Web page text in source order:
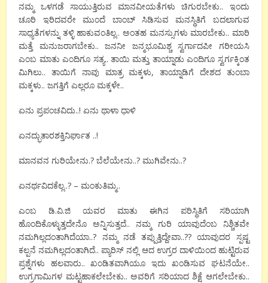
ನಮ್ಮ ಒಳಗಡೆ ಸಾಯುತ್ತಿರುವ ಮಾನವೀಯತೆಗಳು ಚಿಗುರಬೇಕು.. ಇಂದು
ಚೂರಿ ಇರಿದವರೇ ಮುಂದೆ ಬಾಂಬ್ ಸಿಡಿಸುವ ಮನಸ್ಥಿತಿಗೆ ಬದಲಾಗುವ
ಸಾಧ್ಯತೆಗಳನ್ನು ತಳ್ಳಿ ಹಾಕುವಂತಿಲ್ಲ.. ಅಂತಹ ಮನಸ್ಸುಗಳು ಮಾರಬೇಕು.. ಮಾರಿ
ಮತ್ತೆ ಮನುಜರಾಗಬೇಕು.. ಜನನೀ ಜನ್ಮಭೂಮಿಶ್ಚ ಸ್ವರ್ಗಾದಪೀ ಗರೀಯಸಿ
ಎಂಬ ಮಾತು ಎಂದಿಗೂ ಸತ್ಯ.. ತಾಯಿ ಮತ್ತು ತಾಯ್ನಾಡು ಎಂದಿಗೂ ಸ್ವರ್ಗಕ್ಕಿಂತ
ಮಿಗಿಲು.. ತಾಯಿಗೆ ನಾವು ಮಾತ್ರ ಮಕ್ಕಳು, ತಾಯ್ನಾಡಿಗೆ ದೇಶದ ತುಂಬಾ
ಮಕ್ಕಳು.. ಜಗತ್ತಿಗೆ ಎಲ್ಲರೂ ಮಕ್ಕಳೇ..
ಏನು ಪ್ರಪಂಚವಿದು..! ಏನು ಥಾಳಾ ಧಾಳಿ
ಏನದ್ಭುತಾರಶಕ್ತಿನಿರ್ಘಾತ ..!
ಮಾನವನ ಗುರಿಯೇನು.? ಬೆಲೆಯೇನು..? ಮುಗಿವೇನು..?
ಏನರ್ಥವಿದಕೆಲ್ಲ..? – ಮಂಕುತಿಮ್ಮ..
ಎಂಬ ಡಿ.ವಿ.ಜಿ ಯವರ ಮಾತು ಈಗಿನ ಪರಿಸ್ಥಿತಿಗೆ ಸರಿಯಾಗಿ
ಹೊಂದಿಕೊಳ್ಳುತ್ತದೇನೊ ಅನ್ನಿಸುತ್ತದೆ.. ನಮ್ಮ ಗುರಿ ಯಾವುದೆಂಬ ನಿಶ್ಚಿತವೇ
ನಮಗಿಲ್ಲದಂತಾಗಿದೆಯಾ..? ನಮ್ಮ ನಡೆ ತಪ್ಪುತ್ತಿದ್ದೇವಾ..?? ಯಾವುದರ ಸ್ಪಷ್ಟ
ಕಲ್ಪನೆ ನಮಗಿಲ್ಲದಂತಾಗಿದೆ.. ಪ್ಯಾರಿಸ್ ನಲ್ಲಿ ಆದ ಉಗ್ರರ ದಾಳಿಯಿಂದ ಹುಟ್ಟಿರುವ
ಪ್ರಶ್ನೆಗಳು ಹಲವಾರು.. ಖಂಡಿತವಾಗಿಯೂ ಇದು ಖಂಡಿಸುವ ಘಟನೆಯೇ..
ಉಗ್ರಗಾಮಿಗಳ ಮಟ್ಟಹಾಕಲೇಬೇಕು.. ಅವರಿಗೆ ಸರಿಯಾದ ಶಿಕ್ಷೆ ಆಗಲೇಬೇಕು..